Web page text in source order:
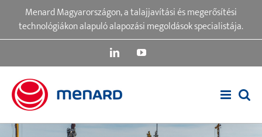
content
Menard Magyarországon, a talajjavítási és megerősítési
technológiákon alapuló alapozási megoldások specialistája.
LinkedInYouTube